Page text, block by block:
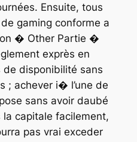
Ensuite, tous
gaming conforme a
� Other Partie �
exprès en
disponibilité sans
; achever i� l’une de
sans avoir daubé
la capitale facilement,
pas vrai exceder